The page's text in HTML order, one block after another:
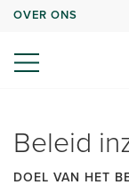
OVER ONS
Beleid
DOEL VAN HET